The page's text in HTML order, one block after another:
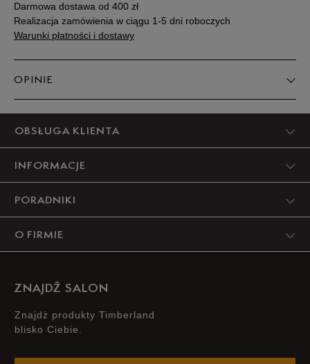
Darmowa dostawa od 400 zł
Realizacja zamówienia w ciągu 1-5 dni roboczych
Warunki płatności i dostawy
OPINIE
OBSŁUGA KLIENTA
INFORMACJE
PORADNIKI
O FIRMIE
ZNAJDŹ SALON
Znajdż produkty Timberland
blisko Ciebie.